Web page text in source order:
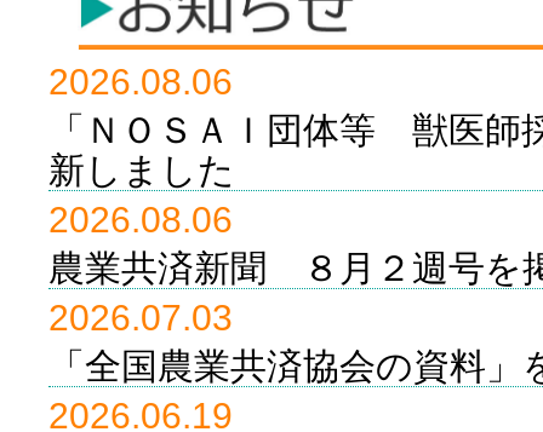
2026.08.06
「ＮＯＳＡＩ団体等 獣医師
新しました
2026.08.06
農業共済新聞 ８月２週号を
2026.07.03
「全国農業共済協会の資料
2026.06.19